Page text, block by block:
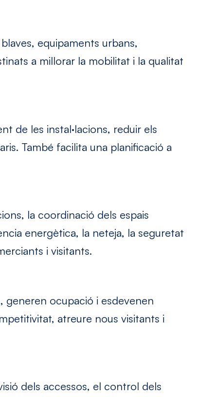
equipaments urbans,
a millorar la mobilitat i la qualitat
de les instal·lacions, reduir els
També facilita una planificació a
la coordinació dels espais
energètica, la neteja, la seguretat
i visitants.
generen ocupació i esdevenen
atreure nous visitants i
dels accessos, el control dels